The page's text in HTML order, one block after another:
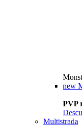
new
PVP
Multistrada